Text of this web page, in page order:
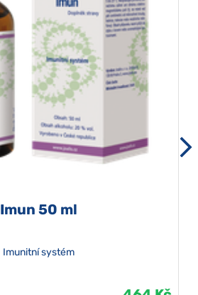
Imun 50 ml
Imunitní systém